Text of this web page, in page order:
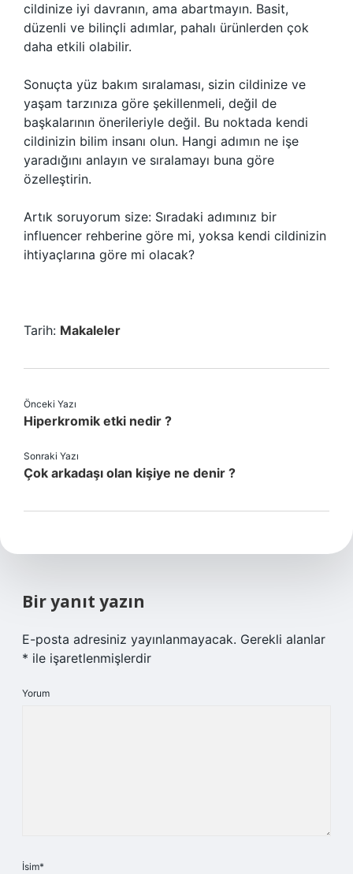
cildinize iyi davranın, ama abartmayın. Basit,
düzenli ve bilinçli adımlar, pahalı ürünlerden çok
daha etkili olabilir.
Sonuçta yüz bakım sıralaması, sizin cildinize ve
yaşam tarzınıza göre şekillenmeli, değil de
başkalarının önerileriyle değil. Bu noktada kendi
cildinizin bilim insanı olun. Hangi adımın ne işe
yaradığını anlayın ve sıralamayı buna göre
özelleştirin.
Artık soruyorum size: Sıradaki adımınız bir
influencer rehberine göre mi, yoksa kendi cildinizin
ihtiyaçlarına göre mi olacak?
Tarih: Makaleler
Önceki Yazı
Hiperkromik etki nedir ?
Sonraki Yazı
Çok arkadaşı olan kişiye ne denir ?
Bir yanıt yazın
E-posta adresiniz yayınlanmayacak. Gerekli alanlar
* ile işaretlenmişlerdir
Yorum
İsim*